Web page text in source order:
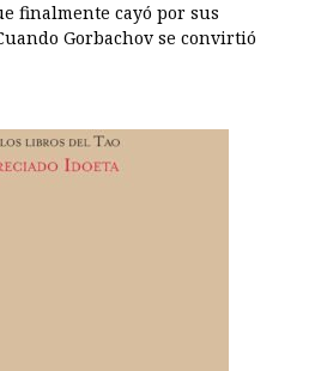
finalmente cayó por sus
Gorbachov se convirtió